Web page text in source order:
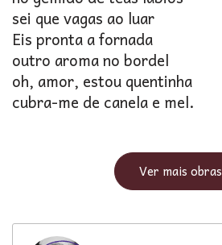
sei que vagas ao luar
Eis pronta a fornada
outro aroma no bordel
oh, amor, estou quentinha
cubra-me de canela e mel.
Ver mais obras